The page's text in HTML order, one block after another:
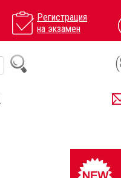
Регистрация
на экзамен